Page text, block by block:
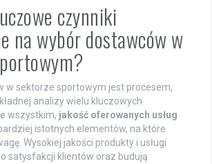
czynniki
na wybór dostawców w
w sektorze sportowym jest procesem,
analizy wielu kluczowych
wszystkim, jakość oferowanych usług
istotnych elementów, na które
Wysokiej jakości produkty i usługi
satysfakcji klientów oraz budują